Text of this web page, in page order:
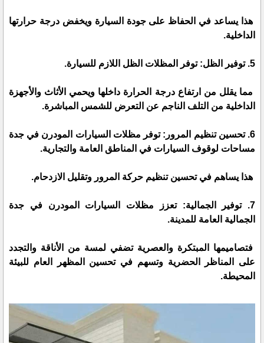
هذا يساعد في الحفاظ على جودة السيارة ويخفض درجة حرارتها
الداخلية.
5. توفير الظل: توفر المظلات الظل اللازم للسيارة.
مما يقلل من ارتفاع درجة الحرارة داخلها ويحمي الأثاث والأجهزة
الداخلية من التلف الناجم عن التعرض للشمس المباشرة.
6. تحسين تنظيم المرور: توفر مظلات السيارات المودرن في جدة
مساحات لوقوف السيارات في المناطق العامة والتجارية.
هذا يساهم في تحسين تنظيم حركة المرور وتقليل الازدحام.
7. توفير الجمالية: تعزز مظلات السيارات المودرن في جدة
الجمالية العامة للمدينة.
فتصاميمها المبتكرة والعصرية تضفي لمسة من الأناقة والتجدد
على المناظر الحضرية وتسهم في تحسين المظهر العام للبيئة
المحيطة.